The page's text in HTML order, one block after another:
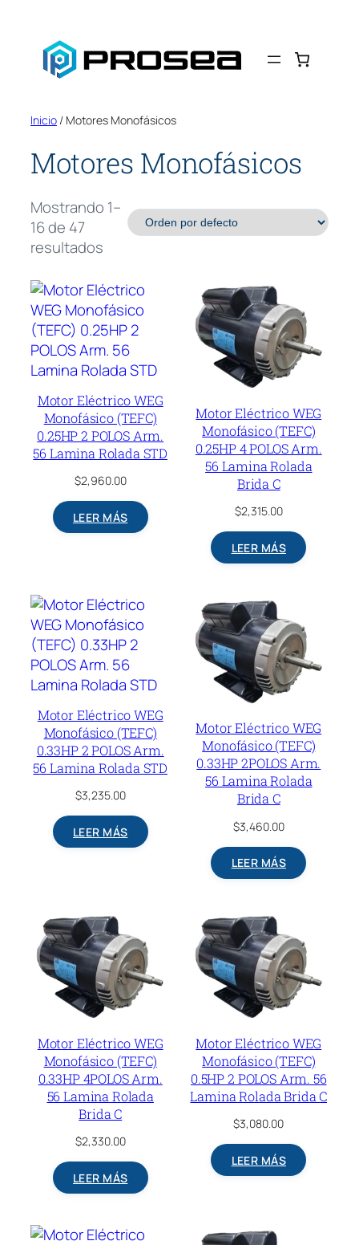
contenido
Inicio / Motores Monofásicos
Motores Monofásicos
Mostrando 1–
16 de 47
resultados
Motor Eléctrico WEG
Monofásico (TEFC)
0.25HP 2 POLOS Arm.
56 Lamina Rolada STD
$2,960.00
LEER MÁS
Motor Eléctrico WEG
Monofásico (TEFC)
0.25HP 4 POLOS Arm.
56 Lamina Rolada
Brida C
$2,315.00
LEER MÁS
Motor Eléctrico WEG
Monofásico (TEFC)
0.33HP 2 POLOS Arm.
56 Lamina Rolada STD
$3,235.00
LEER MÁS
Motor Eléctrico WEG
Monofásico (TEFC)
0.33HP 2POLOS Arm.
56 Lamina Rolada
Brida C
$3,460.00
LEER MÁS
Motor Eléctrico WEG
Monofásico (TEFC)
0.33HP 4POLOS Arm.
56 Lamina Rolada
Brida C
$2,330.00
LEER MÁS
Motor Eléctrico WEG
Monofásico (TEFC)
0.5HP 2 POLOS Arm. 56
Lamina Rolada Brida C
$3,080.00
LEER MÁS